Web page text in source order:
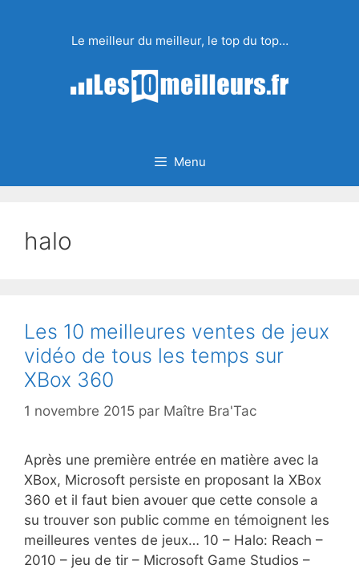
Le meilleur du meilleur, le top du top…
Menu
halo
Les 10 meilleures ventes de jeux
vidéo de tous les temps sur
XBox 360
1 novembre 2015 par Maître Bra'Tac
Après une première entrée en matière avec la
XBox, Microsoft persiste en proposant la XBox
360 et il faut bien avouer que cette console a
su trouver son public comme en témoignent les
meilleures ventes de jeux… 10 – Halo: Reach –
2010 – jeu de tir – Microsoft Game Studios –